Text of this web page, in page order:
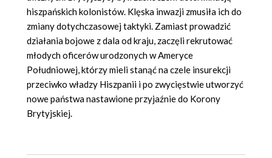
hiszpańskich kolonistów. Klęska inwazji zmusiła ich do
zmiany dotychczasowej taktyki. Zamiast prowadzić
działania bojowe z dala od kraju, zaczęli rekrutować
młodych oficerów urodzonych w Ameryce
Południowej, którzy mieli stanąć na czele insurekcji
przeciwko władzy Hiszpanii i po zwycięstwie utworzyć
nowe państwa nastawione przyjaźnie do Korony
Brytyjskiej.